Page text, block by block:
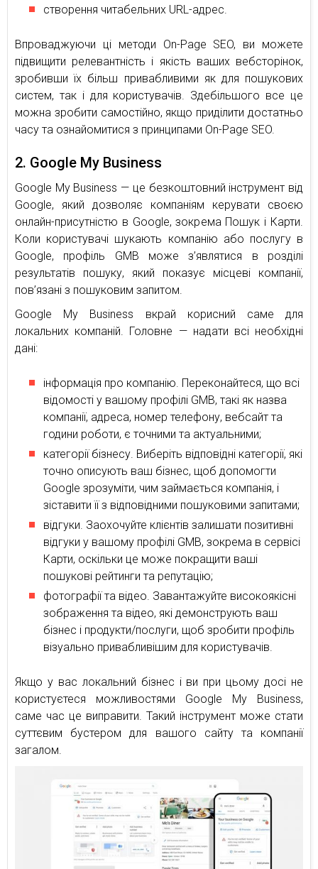
створення читабельних URL-адрес.
Впроваджуючи ці методи On-Page SEO, ви можете
підвищити релевантність і якість ваших вебсторінок,
зробивши їх більш привабливими як для пошукових
систем, так і для користувачів. Здебільшого все це
можна зробити самостійно, якщо приділити достатньо
часу та ознайомитися з принципами On-Page SEO.
2. Google My Business
Google My Business — це безкоштовний інструмент від
Google, який дозволяє компаніям керувати своєю
онлайн-присутністю в Google, зокрема Пошук і Карти.
Коли користувачі шукають компанію або послугу в
Google, профіль GMB може з’являтися в розділі
результатів пошуку, який показує місцеві компанії,
пов’язані з пошуковим запитом.
Google My Business вкрай корисний саме для
локальних компаній. Головне — надати всі необхідні
дані:
інформація про компанію. Переконайтеся, що всі
відомості у вашому профілі GMB, такі як назва
компанії, адреса, номер телефону, вебсайт та
години роботи, є точними та актуальними;
категорії бізнесу. Виберіть відповідні категорії, які
точно описують ваш бізнес, щоб допомогти
Google зрозуміти, чим займається компанія, і
зіставити її з відповідними пошуковими запитами;
відгуки. Заохочуйте клієнтів залишати позитивні
відгуки у вашому профілі GMB, зокрема в сервісі
Карти, оскільки це може покращити ваші
пошукові рейтинги та репутацію;
фотографії та відео. Завантажуйте високоякісні
зображення та відео, які демонструють ваш
бізнес і продукти/послуги, щоб зробити профіль
візуально привабливішим для користувачів.
Якщо у вас локальний бізнес і ви при цьому досі не
користуєтеся можливостями Google My Business,
саме час це виправити. Такий інструмент може стати
суттєвим бустером для вашого сайту та компанії
загалом.